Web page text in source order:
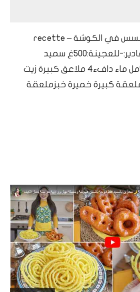
طريقة تحضير خبز مبسس في الكوشة – recette
khobz mbessesالمقادير:-للعجينة:500غ سميد
أرطب500غ دقيق500مل ماء دافء4 ملاعق كبيرة زيت
كبيرة خميرة خبزملعقة